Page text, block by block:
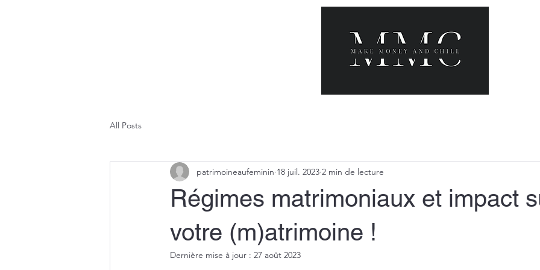
All Posts
Régimes matrimoniaux et impact
votre (m)atrimoine !
patrimoineaufeminin 18 juil. 2023 2 min de lecture
Dernière mise à jour : 27 août 2023